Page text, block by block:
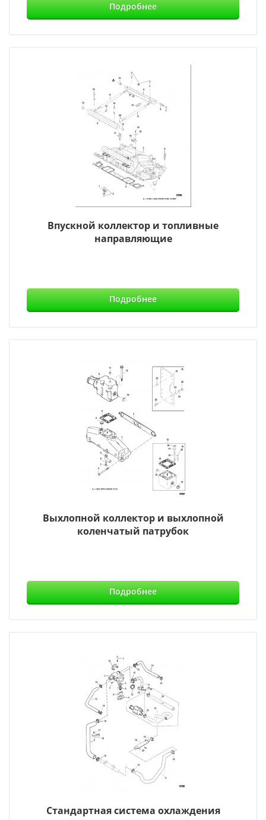
Подробнее
Впускной коллектор и топливные
направляющие
Подробнее
Выхлопной коллектор и выхлопной
коленчатый патрубок
Подробнее
Стандартная система охлаждения